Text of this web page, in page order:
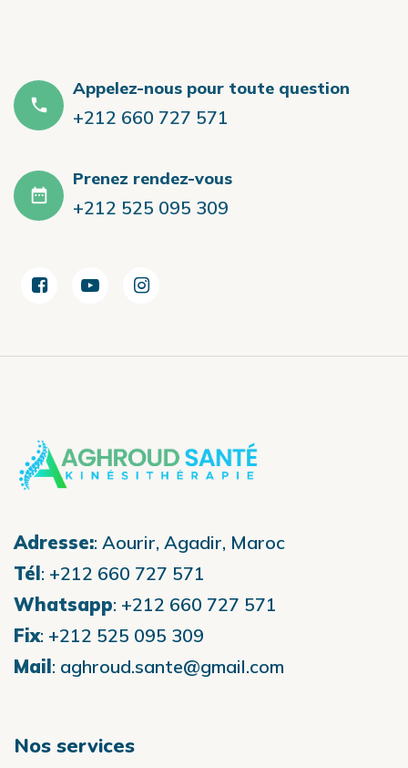
Appelez-nous pour toute question
+212 660 727 571
Prenez rendez-vous
+212 525 095 309
Adresse:: Aourir, Agadir, Maroc
Tél : +212 660 727 571
Whatsapp: +212 660 727 571
Fix: +212 525 095 309
Mail : aghroud.sante@gmail.com
Nos services